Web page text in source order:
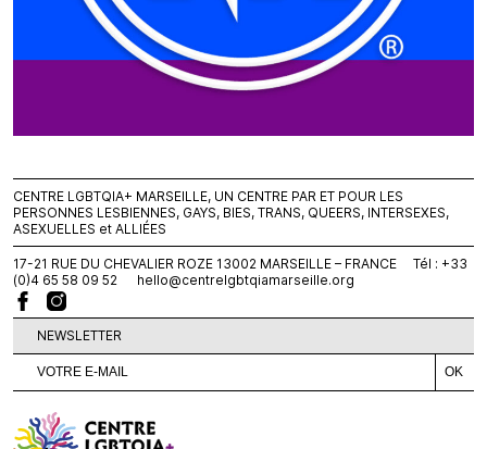
CENTRE LGBTQIA+ MARSEILLE, UN CENTRE PAR ET POUR LES
PERSONNES LESBIENNES, GAYS, BIES, TRANS, QUEERS, INTERSEXES,
ASEXUELLES et ALLIÉES
17-21 RUE DU CHEVALIER ROZE 13002 MARSEILLE – FRANCE Tél : +33
(0)4 65 58 09 52
hello@centrelgbtqiamarseille.org
NEWSLETTER